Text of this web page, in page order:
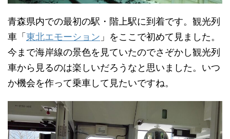
青森県内での最初の駅・階上駅に到着です。観光列
車「 東北エモーション 」をここで初めて見ました。
今まで海岸線の景色を見ていたのでさぞかし観光列
車から見るのは楽しいだろうなと思いました。いつ
か機会を作って乗車して見たいですね。